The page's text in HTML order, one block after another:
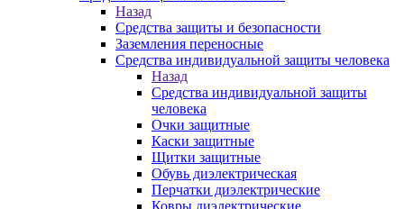
Назад
Средства защиты и безопасности
Заземления переносные
Средства индивидуальной защиты человека
Назад
Средства индивидуальной защиты
человека
Очки защитные
Каски защитные
Щитки защитные
Обувь диэлектрическая
Перчатки диэлектрические
Ковры диэлектрические